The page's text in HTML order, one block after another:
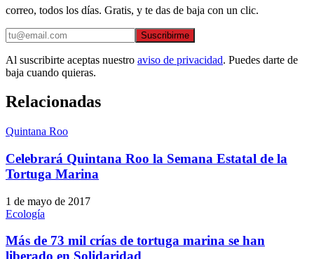
correo, todos los días. Gratis, y te das de baja con un clic.
Suscribirme
Al suscribirte aceptas nuestro aviso de privacidad. Puedes darte de
baja cuando quieras.
Relacionadas
Quintana Roo
Celebrará Quintana Roo la Semana Estatal de la
Tortuga Marina
1 de mayo de 2017
Ecología
Más de 73 mil crías de tortuga marina se han